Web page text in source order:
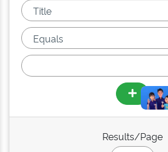
Results/Page